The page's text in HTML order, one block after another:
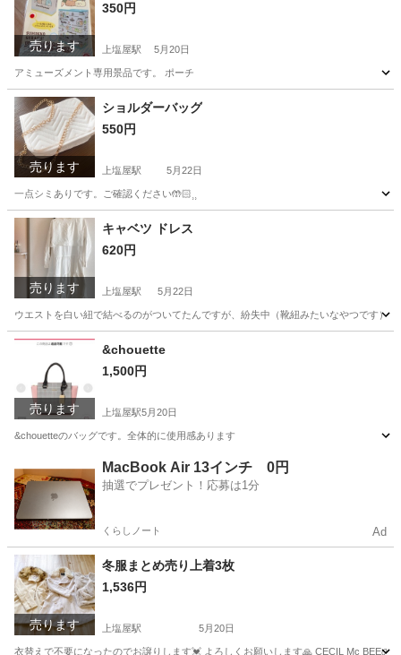
売ります
350円
上塩屋駅 5月20日
アミューズメント専用景品です。 ポーチ
鹿児島 鹿児島市 上塩屋駅 その他
売ります
ショルダーバッグ
550円
上塩屋駅 5月22日
一点シミありです。ご確認ください🤲🏻⸒⸒
鹿児島 鹿児島市 上塩屋駅
売ります
キャベツ ドレス
620円
上塩屋駅 5月22日
ウエストを白い紐で結べるのがついてたんですが、紛失中（靴紐みたいなやつです）
鹿児島 鹿児島市
売ります
&chouette
1,500円
上塩屋駅5月20日
&chouetteのバッグです。全体的に使用感あります
鹿児島市 上塩屋駅 バッグ 断捨離
MacBook Air 13インチ 0円
抽選でプレゼント！応募は1分
くらしノート Ad
売ります
冬服まとめ売り上着3枚
1,536円
上塩屋駅 5月20日
衣替えで不要になったのでお譲りします💓‪ よろしくお願いします🙏 CECIL Mc BEEの